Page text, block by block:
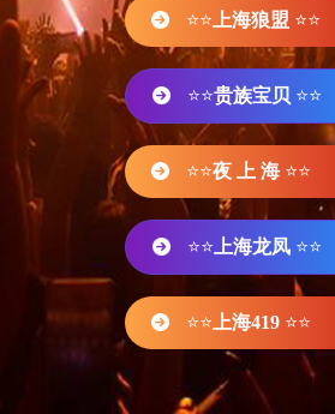
⭐⭐ 上海狼盟 ⭐⭐
⭐⭐贵族宝贝 ⭐⭐
⭐⭐夜 上 海 ⭐⭐
⭐⭐ 上海龙凤 ⭐⭐
⭐⭐ 上海419 ⭐⭐